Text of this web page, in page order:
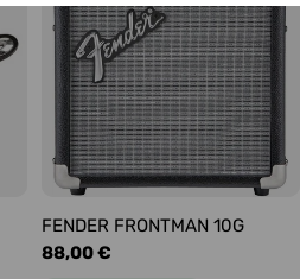
FENDER FRONTMAN 10G
Precio
88,00 €